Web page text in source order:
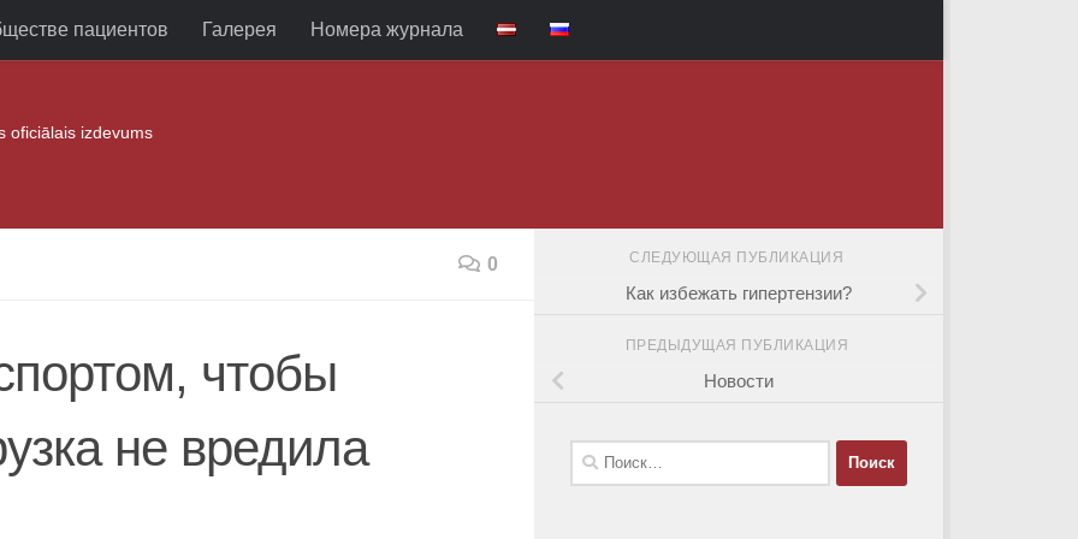
пациентов Галерея Номера журнала
oficiālais izdevums
0
чтобы
не вредила
СЛЕДУЮЩАЯ ПУБЛИКАЦИЯ
Как избежать гипертензии?
ПРЕДЫДУЩАЯ ПУБЛИКАЦИЯ
Новости
Найти: